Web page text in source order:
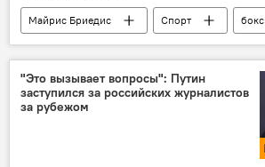
Майрис Бриедис Спорт бокс
"Это вызывает вопросы": Путин
заступился за российских журналистов
за рубежом